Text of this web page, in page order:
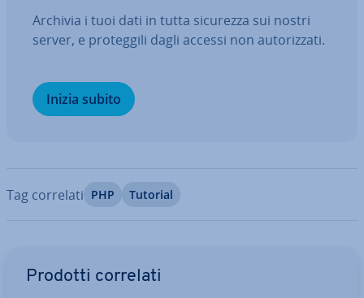
Archivia i tuoi dati in tutta sicurezza sui nostri
server, e pro­teg­gi­li dagli accessi non au­to­riz­za­ti.
Inizia subito
Tag correlati PHP Tutorial
Prodotti correlati